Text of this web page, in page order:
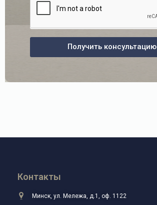
Получить консультацию
Контакты
Минск, ул. Мележа, д.1, оф. 1122